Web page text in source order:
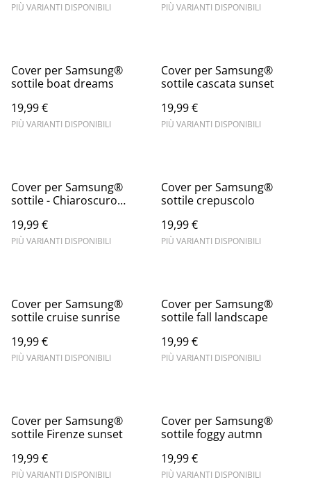
PIÙ VARIANTI DISPONIBILI PIÙ VARIANTI DISPONIBILI
Cover per Samsung®
sottile boat dreams
19,99 €
PIÙ VARIANTI DISPONIBILI
Cover per Samsung®
sottile cascata sunset
19,99 €
PIÙ VARIANTI DISPONIBILI
Cover per Samsung®
sottile - Chiaroscuro
19,99 €
PIÙ VARIANTI DISPONIBILI
Cover per Samsung®
sottile crepuscolo
19,99 €
PIÙ VARIANTI DISPONIBILI
Cover per Samsung®
sottile cruise sunrise
19,99 €
PIÙ VARIANTI DISPONIBILI
Cover per Samsung®
sottile fall landscape
19,99 €
PIÙ VARIANTI DISPONIBILI
Cover per Samsung®
sottile Firenze sunset
19,99 €
PIÙ VARIANTI DISPONIBILI
Cover per Samsung®
sottile foggy autmn
19,99 €
PIÙ VARIANTI DISPONIBILI